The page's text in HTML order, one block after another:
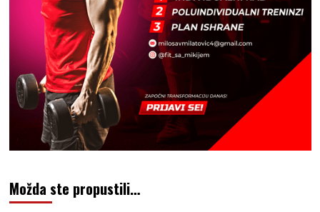
Možda ste propustili…